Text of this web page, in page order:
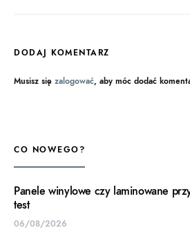
DODAJ KOMENTARZ
Musisz się zalogować, aby móc dodać
CO NOWEGO?
Panele winylowe czy laminowane
test
06/08/2026